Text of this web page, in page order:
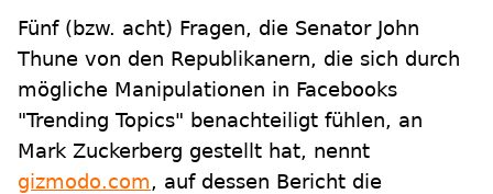
Fünf (bzw. acht) Fragen, die Senator John
Thune von den Republikanern, die sich durch
mögliche Manipulationen in Facebooks
"Trending Topics" benachteiligt fühlen, an
Mark Zuckerberg gestellt hat, nennt
gizmodo.com, auf dessen Bericht die